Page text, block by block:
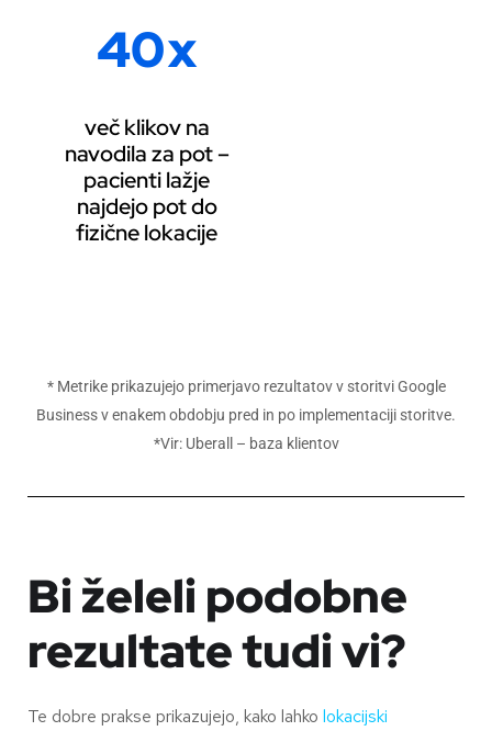
40x
več klikov na
navodila za pot –
pacienti lažje
najdejo pot do
fizične lokacije
* Metrike prikazujejo primerjavo rezultatov v storitvi Google
Business v enakem obdobju pred in po implementaciji storitve.
*Vir: Uberall – baza klientov
Bi želeli podobne
rezultate tudi vi?
Te dobre prakse prikazujejo, kako lahko lokacijski